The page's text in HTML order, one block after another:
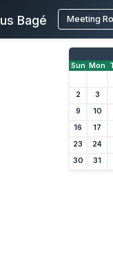
Bagé Meeting
Sun Mon
2
3
9
10
16
17
23
24
30
31